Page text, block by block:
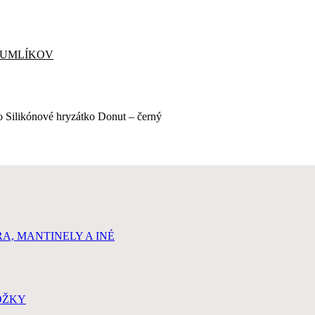
Silikónové hryzátko Donut – černý
MANTINELY A INÉ